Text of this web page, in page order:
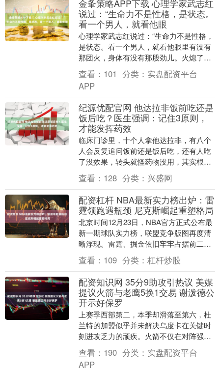
金夆策略APP下载 ​心理学家武志红
说过：“生命力不是性格，是状态。
看一个男人，就看他眼
​心理学家武志红说过：“生命力不是性格，
是状态。看一个男人，就看他眼里有没有
那团火，身体有没有那股劲儿。火熄了，
劲儿散了，人也就塌了。” 很多人评价一
个男人，总....
查看： 101 分类： 实盘配资平台
APP
纪源优配官网 他达拉非饭前吃还是
饭后吃？医生强调：记住3原则，
才能发挥药效
临床门诊里，十个人拿他达拉非，有八个
人会反复追问饭前还是饭后吃，还有人吃
了没效果，转头就怪药物没用，其实根本
是用药方式踩了坑。 多数人会把同类药物
的服用规则硬套....
查看： 128 分类： 兴盛网
配资杠杆 NBA最新实力榜出炉：雷
霆领跑遇瓶颈 尼克斯崛起重塑格局
北京时间12月23日，NBA官方正式公布最
新一期球队实力榜，联盟竞争版图再度清
晰浮现。雷霆、掘金依旧牢牢占据前二席
位，展现出稳固的头部竞争力；尼克斯则
实现大幅跃....
查看： 109 分类： 杠杆炒股
配资知识网 35分9助攻引热议 美媒
提议火箭与老鹰5换1交易 谢泼德公
开示好保罗
上赛季西部第二，本季却滑落至第六，杜
兰特的加盟似乎并未解决乌度卡在关键时
刻进攻乏力的顽疾。火箭不仅在对阵强队
时举步维艰，面对实力较弱的对手也频频
失利，困境明显。....
查看： 190 分类： 实盘配资平台
APP